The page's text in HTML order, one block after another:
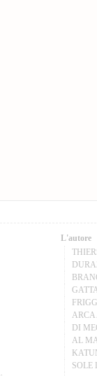
L'autore
ARCA
DI
AL
SOLE